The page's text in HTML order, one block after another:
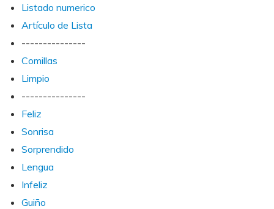
Listado numerico
Artículo de Lista
---------------
Comillas
Limpio
---------------
Feliz
Sonrisa
Sorprendido
Lengua
Infeliz
Guiño